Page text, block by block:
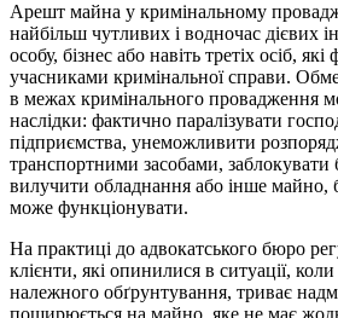
Арешт майна у кримінальному
найбільш чутливих і водночас дієвих
особу, бізнес або навіть третіх осіб,
учасниками кримінальної справи.
в межах кримінального провадження
наслідки: фактично паралізувати
підприємства, унеможливити
транспортними засобами, заблокувати
вилучити обладнання або інше майно,
може функціонувати.
На практиці до адвокатського бюро
клієнти, які опинилися в ситуації,
належного обґрунтування, триває